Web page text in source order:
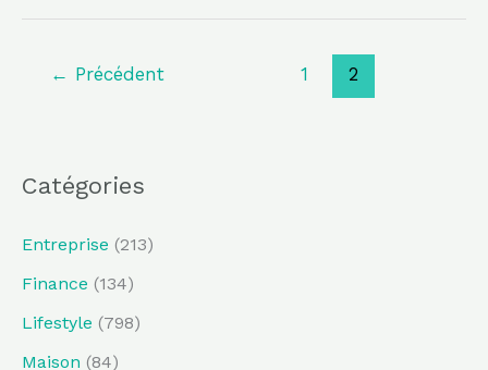
← Précédent 1 2
Catégories
Entreprise (213)
Finance (134)
Lifestyle (798)
Maison (84)